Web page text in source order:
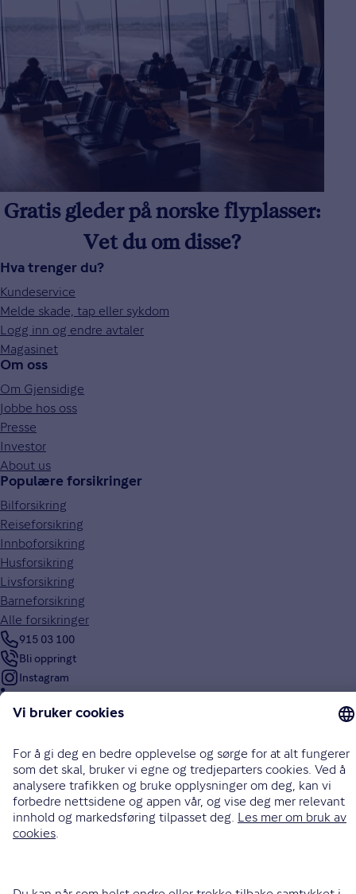
Gratis gleder på norske flyplasser:
Vet du om disse?
Hva trenger du?
Kundeservice
Melde skade, tap eller sykdom
Logg inn og endre avtaler
Magasinet
Om oss
Om Gjensidige
Jobbe hos oss
Presse
Investor
About us
Populære forsikringer
Bilforsikring
Reiseforsikring
Innboforsikring
Husforsikring
Livsforsikring
Barneforsikring
Alle forsikringer
915 03 100
Bli oppringt
Instagram
Facebook
Endre cookieinnstillinger
Informasjonskapsler (cookies)
Personvern og sikkerhet
Vilkår for bruk av nettsidene
Tilgjengelighetserklæring
Sammenlign prisene våre med andre selskaper på